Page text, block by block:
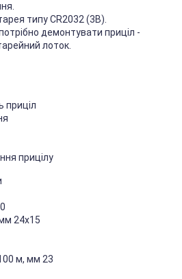
типу CR2032 (3В).
демонтувати приціл -
лоток.
приціл
прицілу
24x15
м, мм 23